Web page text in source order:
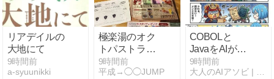
リアデイルの
大地にて
9時間前
a-syuunikki
極楽湯のオク
トパストラベ
ラー コラボフ
ードまとめ！
9時間前
平成→◯◯JUMP
COBOLと
JavaをAIが結
ぶ！？謎の言
葉「JaBOL」
9時間前
大人のAIアソビ | AI遊びで未来を学ぶ、楽しむ実験室